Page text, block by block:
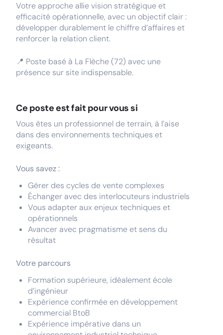
Votre approche allie vision stratégique et
efficacité opérationnelle, avec un objectif clair :
développer durablement le chiffre d’affaires et
renforcer la relation client.
📍 Poste basé à La Flèche (72) avec une
présence sur site indispensable.
Ce poste est fait pour vous si
Vous êtes un professionnel de terrain, à l’aise
dans des environnements techniques et
exigeants.
Vous savez :
Gérer des cycles de vente complexes
Échanger avec des interlocuteurs industriels
Vous adapter aux enjeux techniques et
opérationnels
Avancer avec pragmatisme et sens du
résultat
Votre parcours
Formation supérieure, idéalement école
d’ingénieur
Expérience confirmée en développement
commercial BtoB
Expérience impérative dans un